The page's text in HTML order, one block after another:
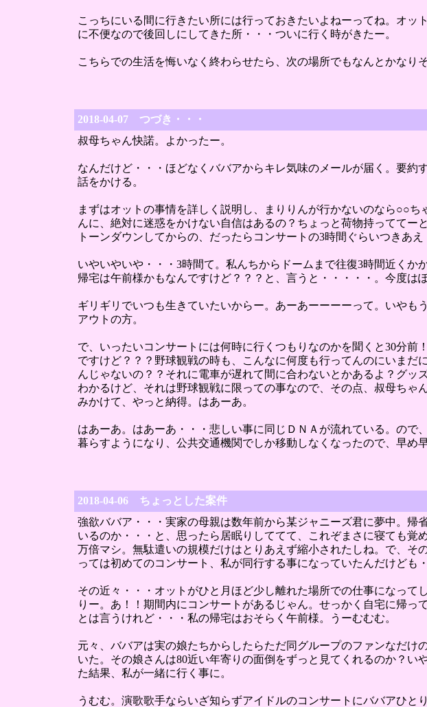
こっちにいる間に行きたい所には行っておきたいよねーってね。オ
に不便なので後回しにしてきた所・・・ついに行く時がきたー。
こちらでの生活を悔いなく終わらせたら、次の場所でもなんとかなり
2018-04-07 つづき・・・
叔母ちゃん快諾。よかったー。
なんだけど・・・ほどなくババアからキレ気味のメールが届く。要
話をかける。
まずはオットの事情を詳しく説明し、まりりんが行かないのなら○○
んに、絶対に迷惑をかけない自信はあるの？ちょっと荷物持っててー
トーンダウンしてからの、だったらコンサートの3時間ぐらいつきあえ
いやいやいや・・・3時間て。私んちからドームまで往復3時間近く
帰宅は午前様かもなんですけど？？？と、言うと・・・・・。今度は
ギリギリでいつも生きていたいからー。あーあーーーーって。いや
アウトの方。
で、いったいコンサートには何時に行くつもりなのかを聞くと30分
ですけど？？？野球観戦の時も、こんなに何度も行ってんのにいま
んじゃないの？？それに電車が遅れて間に合わないとかあるよ？グ
わかるけど、それは野球観戦に限っての事なので、その点、叔母ち
みかけて、やっと納得。はあーあ。
はあーあ。はあーあ・・・悲しい事に同じＤＮＡが流れている。の
暮らすようになり、公共交通機関でしか移動しなくなったので、早め
2018-04-06 ちょっとした案件
強欲ババア・・・実家の母親は数年前から某ジャニーズ君に夢中。
いるのか・・・と、思ったら居眠りしててて、これぞまさに寝ても
万倍マシ。無駄遣いの規模だけはとりあえず縮小されたしね。で、
っては初めてのコンサート、私が同行する事になっていたんだけども・
その近々・・・オットがひと月ほど少し離れた場所での仕事になっ
りー。あ！！期間内にコンサートがあるじゃん。せっかく自宅に帰
とは言うけれど・・・私の帰宅はおそらく午前様。うーむむむ。
元々、ババアは実の娘たちからしたらただ同グループのファンなだ
いた。その娘さんは80近い年寄りの面倒をずっと見てくれるのか？
た結果、私が一緒に行く事に。
うむむ。演歌歌手ならいざ知らずアイドルのコンサートにババアひと